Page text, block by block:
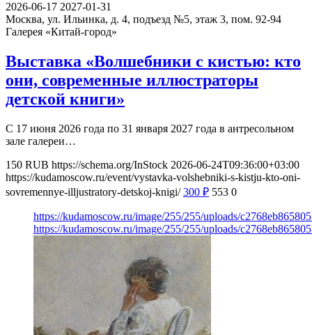
2026-06-17 2027-01-31
Москва, ул. Ильинка, д. 4, подъезд №5, этаж 3, пом. 92-94
Галерея «Китай-город»
Выставка «Волшебники с кистью: кто
они, современные иллюстраторы
детской книги»
С 17 июня 2026 года по 31 января 2027 года в антресольном
зале галереи…
150 RUB https://schema.org/InStock 2026-06-24T09:36:00+03:00
https://kudamoscow.ru/event/vystavka-volshebniki-s-kistju-kto-oni-
sovremennye-illjustratory-detskoj-knigi/ 300 ₽ 553 0
https://kudamoscow.ru/image/255/255/uploads/
https://kudamoscow.ru/image/255/255/uploads/